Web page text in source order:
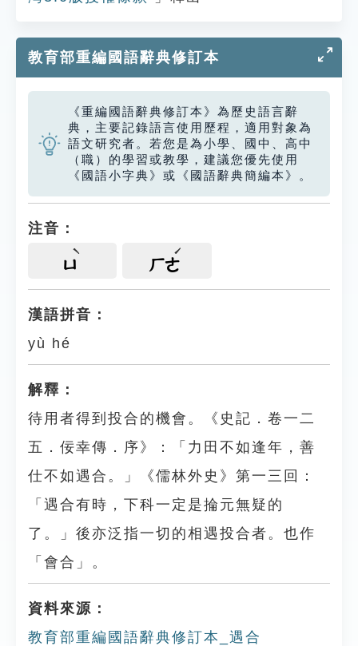
教育部重編國語辭典修訂本
《重編國語辭典修訂本》為歷史語言辭
典，主要記錄語言使用歷程，適用對象為
語文研究者。若您是為小學、國中、高中
（職）的學習或教學，建議您優先使用
《國語小字典》或《國語辭典簡編本》。
注音：
ㄩ ㄏㄜ
漢語拼音：
yù hé
解釋：
待用者得到投合的機會。《史記．卷一二
五．佞幸傳．序》：「力田不如逢年，善
仕不如遇合。」《儒林外史》第一三回：
「遇合有時，下科一定是掄元無疑的
了。」後亦泛指一切的相遇投合者。也作
「會合」。
資料來源：
教育部重編國語辭典修訂本_遇合